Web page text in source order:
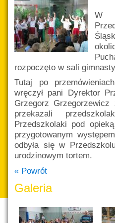
W
rozpoczęto w sali
Tutaj po
wręczył pani Dyrektor
Grzegorz
przekazali
Przedszkolaki pod
przygotowanym
odbyła się w
urodzinowym tortem.
« Powrót
Galeria